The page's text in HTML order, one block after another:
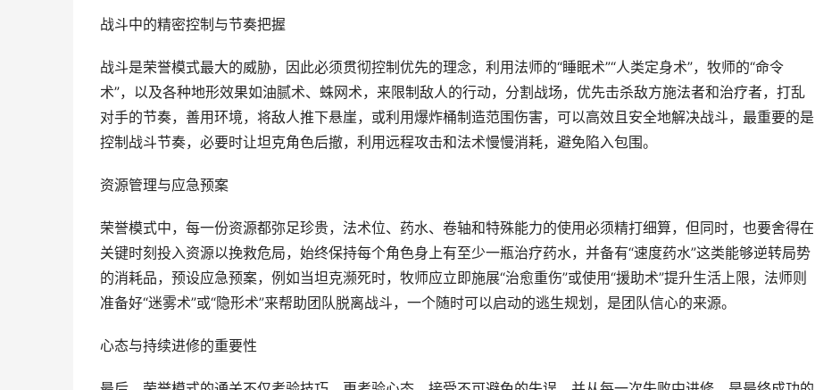
战斗中的精密控制与节奏把握
战斗是荣誉模式最大的威胁，因此必须贯彻控制优先的理念，利用法师的“睡眠术”“人类定身术”，牧师的“命令
术”，以及各种地形效果如油腻术、蛛网术，来限制敌人的行动，分割战场，优先击杀敌方施法者和治疗者，打乱
对手的节奏，善用环境，将敌人推下悬崖，或利用爆炸桶制造范围伤害，可以高效且安全地解决战斗，最重要的是
控制战斗节奏，必要时让坦克角色后撤，利用远程攻击和法术慢慢消耗，避免陷入包围。
资源管理与应急预案
荣誉模式中，每一份资源都弥足珍贵，法术位、药水、卷轴和特殊能力的使用必须精打细算，但同时，也要舍得在
关键时刻投入资源以挽救危局，始终保持每个角色身上有至少一瓶治疗药水，并备有“速度药水”这类能够逆转局势
的消耗品，预设应急预案，例如当坦克濒死时，牧师应立即施展“治愈重伤”或使用“援助术”提升生活上限，法师则
准备好“迷雾术”或“隐形术”来帮助团队脱离战斗，一个随时可以启动的逃生规划，是团队信心的来源。
心态与持续进修的重要性